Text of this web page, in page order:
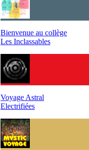
Bienvenue au collège
Les Inclassables
Voyage Astral
Electrifiées